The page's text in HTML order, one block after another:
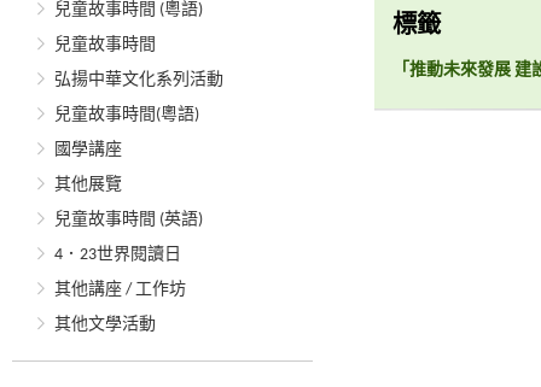
兒童故事時間 (粵語)
兒童故事時間
弘揚中華文化系列活動
兒童故事時間(粵語)
國學講座
其他展覽
兒童故事時間 (英語)
4．23世界閱讀日
其他講座 / 工作坊
其他文學活動
標籤
「推動未來發展